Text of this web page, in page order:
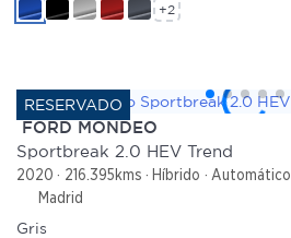
+2
FORD MONDEO
Sportbreak 2.0 HEV Trend
2020 216.395kms Híbrido
Automático
Madrid
Gris